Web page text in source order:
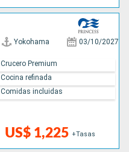
Yokohama 03/10/2027
US$ 1,225 +Tasas
Crucero Premium
Cocina refinada
Comidas incluidas